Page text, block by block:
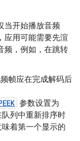
当开始播放音频
应用可能需要先渲
频，例如，在跳转
帧应在完成解码后
参数设置为
列中重新排序时
着第一个显示的